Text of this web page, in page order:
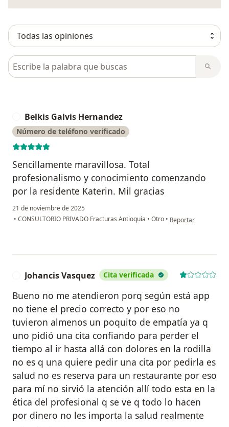
Busca en opiniones
Belkis Galvis Hernandez
Número de teléfono verificado
Sencillamente maravillosa. Total
profesionalismo y conocimiento comenzando
por la residente Katerin. Mil gracias
21 de noviembre de 2025
• CONSULTORIO PRIVADO Fracturas Antioquia • Otro • en opinión del
Reportar
Johancis Vasquez Cita verificada
Bueno no me atendieron porq según está app
no tiene el precio correcto y por eso no
tuvieron almenos un poquito de empatía ya q
uno pidió una cita confiando para perder el
tiempo al ir hasta allá con dolores en la rodilla
no es q una quiere pedir una cita por pedirla es
salud no es reserva para un restaurante por eso
para mí no sirvió la atención allí todo esta en la
ética del profesional q se ve q todo lo hacen
por dinero no les importa la salud realmente